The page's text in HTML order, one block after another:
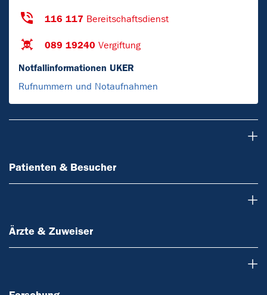
116 117 Bereitschaftsdienst
089 19240 Vergiftung
Notfallinformationen UKER
Rufnummern und Notaufnahmen
Patienten & Besucher
Ärzte & Zuweiser